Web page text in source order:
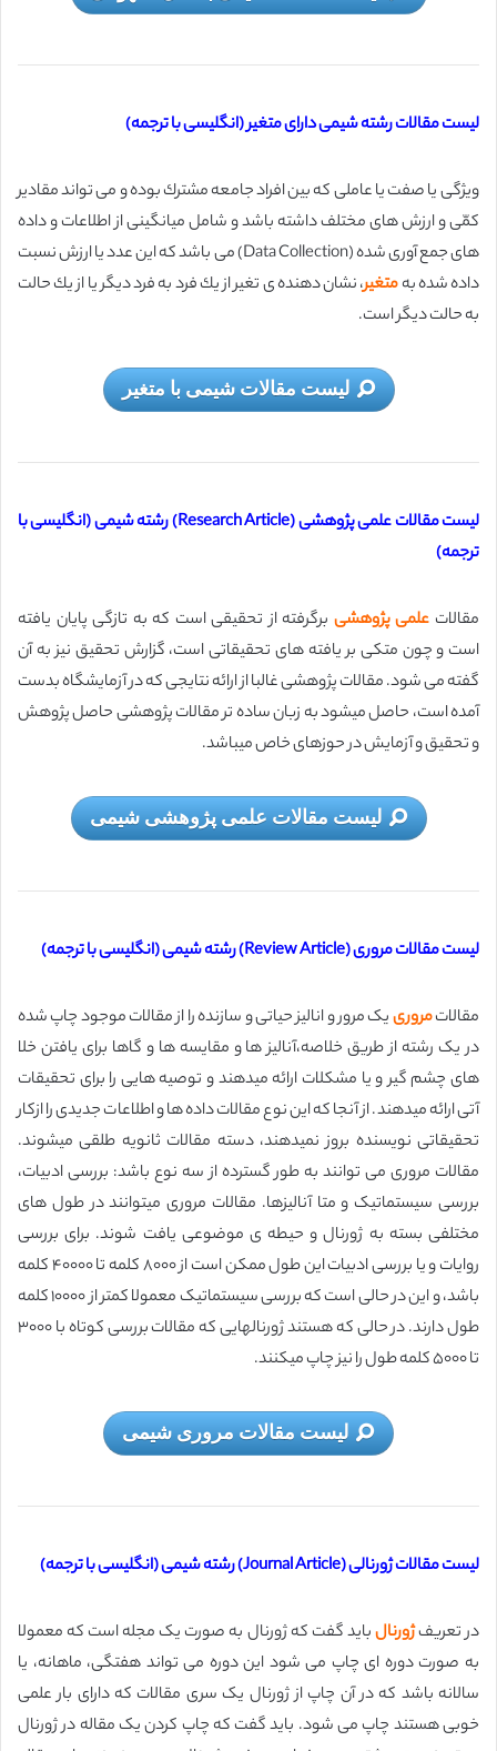
لیست مقالات رشته شیمی دارای متغیر (انگلیسی با ترجمه)
ویژگی یا صفت یا عاملی كه بین افراد جامعه مشترك بوده و می تواند مقادیر
كمّی و ارزش های مختلف داشته باشد و شامل میانگینی از اطلاعات و داده
های جمع آوری شده (Data Collection) می باشد كه این عدد یا ارزش نسبت
داده شده بهمتغیر، نشان دهنده ی تغیر از یك فرد به فرد دیگر یا از یك حالت
به حالت دیگر است.
لیست مقالات شیمی با متغیر
لیست مقالات علمی پژوهشی (Research Article) رشته شیمی (انگلیسی با
ترجمه)
مقالات علمی پژوهشی برگرفته از تحقیقی است كه به تازگی پایان یافته
است و چون متكی بر یافته های تحقیقاتی است، گزارش تحقیق نیز به آن
گفته می شود. مقالات پژوهشی غالبا از ارائه نتایجی که در آزمایشگاه بدست
آمده است، حاصل می­شود به زبان ساده­ تر مقالات پژوهشی حاصل پژوهش
و تحقیق و آزمایش در حوزه­ای خاص می­باشد.
لیست مقالات علمی پژوهشی شیمی
لیست مقالات مروری (Review Article) رشته شیمی (انگلیسی با ترجمه)
مقالاتمرورییک مرور و انالیز حیاتی و سازنده را از مقالات موجود چاپ شده
در یک رشته از طریق خلاصه،آنالیز ها و مقایسه ها و گاها برای یافتن خلا
های چشم گیر و یا مشکلات ارائه میدهند و توصیه هایی را برای تحقیقات
آتی ارائه میدهند. از آنجا که این نوع مقالات داده ها و اطلاعات جدیدی را ازکار
تحقیقاتی نویسنده بروز نمیدهند، دسته مقالات ثانویه طلقی میشوند.
مقالات مروری می توانند به طور گسترده از سه نوع باشد: بررسی ادبیات،
بررسی سیستماتیک و متا آنالیزها. مقالات مروری میتوانند در طول های
مختلفی بسته به ژورنال و حیطه ی موضوعی یافت شوند. برای بررسی
روایات و یا بررسی ادبیات این طول ممکن است از ۸۰۰۰ کلمه تا ۴۰۰۰۰ کلمه
باشد، و این در حالی است که بررسی سیستماتیک معمولا کمتر از ۱۰۰۰۰ کلمه
طول دارند. در حالی که هستند ژورنالهایی که مقالات بررسی کوتاه با ۳۰۰۰
تا ۵۰۰۰ کلمه طول را نیز چاپ میکنند.
لیست مقالات مروری شیمی
لیست مقالات ژورنالی (Journal Article) رشته شیمی (انگلیسی با ترجمه)
در تعریفژورنالباید گفت که ژورنال به صورت یک مجله است که معمولا
به صورت دوره ای چاپ می شود این دوره می تواند هفتگی‌، ماهانه‌، یا
سالانه باشد که در آن چاپ از ژورنال یک سری مقالات که دارای بار علمی
خوبی هستند چاپ می شود. باید گفت که چاپ کردن یک مقاله در ژورنال